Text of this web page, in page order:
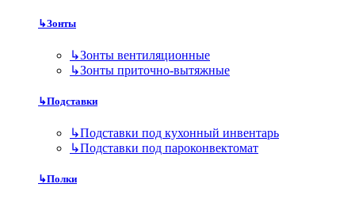
↳Зонты
↳Зонты вентиляционные
↳Зонты приточно-вытяжные
↳Подставки
↳Подставки под кухонный инвентарь
↳Подставки под пароконвектомат
↳Полки